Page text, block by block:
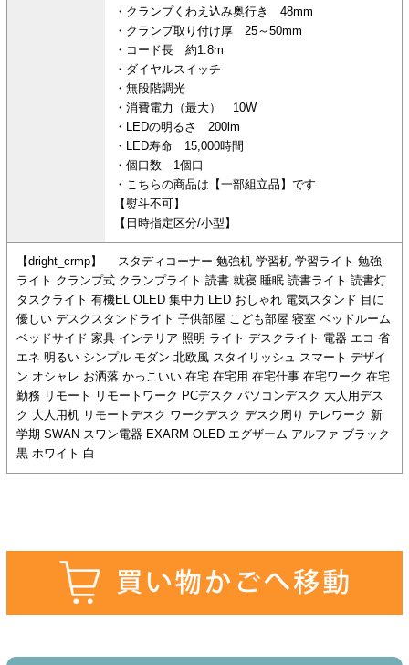
・クランプくわえ込み奥行き 48mm
・クランプ取り付け厚 25～50mm
・コード長 約1.8m
・ダイヤルスイッチ
・無段階調光
・消費電力（最大） 10W
・LEDの明るさ 200lm
・LED寿命 15,000時間
・個口数 1個口
・こちらの商品は【一部組立品】です
【熨斗不可】
【日時指定区分/小型】
【dright_crmp】 スタディコーナー 勉強机 学習机 学習ライト 勉強
ライト クランプ式 クランプライト 読書 就寝 睡眠 読書ライト 読書灯
タスクライト 有機EL OLED 集中力 LED おしゃれ 電気スタンド 目に
優しい デスクスタンドライト 子供部屋 こども部屋 寝室 ベッドルーム
ベッドサイド 家具 インテリア 照明 ライト デスクライト 電器 エコ 省
エネ 明るい シンプル モダン 北欧風 スタイリッシュ スマート デザイ
ン オシャレ お洒落 かっこいい 在宅 在宅用 在宅仕事 在宅ワーク 在宅
勤務 リモート リモートワーク PCデスク パソコンデスク 大人用デス
ク 大人用机 リモートデスク ワークデスク デスク周り テレワーク 新
学期 SWAN スワン電器 EXARM OLED エグザーム アルファ ブラック
黒 ホワイト 白